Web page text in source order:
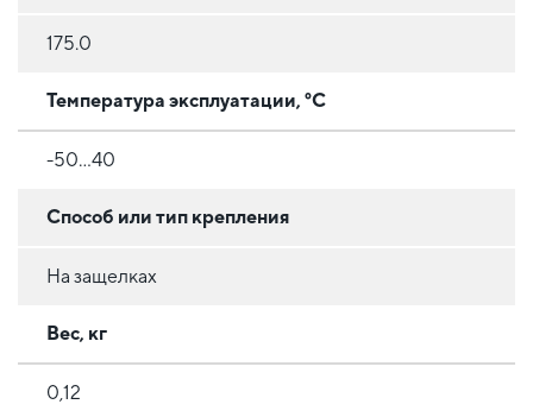
175.0
Температура эксплуатации, °C
-50...40
Способ или тип крепления
На защелках
Вес, кг
0,12